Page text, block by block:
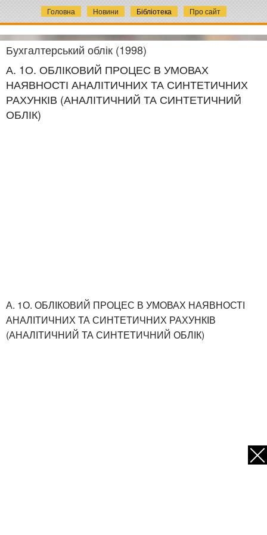
Головна Новини Бібліотека Про сайт
Бухгалтерський облік (1998)
А. 1О. ОБЛІКОВИЙ ПРОЦЕС В УМОВАХ
НАЯВНОСТІ АНАЛІТИЧНИХ ТА СИНТЕТИЧНИХ
РАХУНКІВ (АНАЛІТИЧНИЙ ТА СИНТЕТИЧНИЙ
ОБЛІК)
А. 1О. ОБЛІКОВИЙ ПРОЦЕС В УМОВАХ НАЯВНОСТІ
АНАЛІТИЧНИХ ТА СИНТЕТИЧНИХ РАХУНКІВ
(АНАЛІТИЧНИЙ ТА СИНТЕТИЧНИЙ ОБЛІК)